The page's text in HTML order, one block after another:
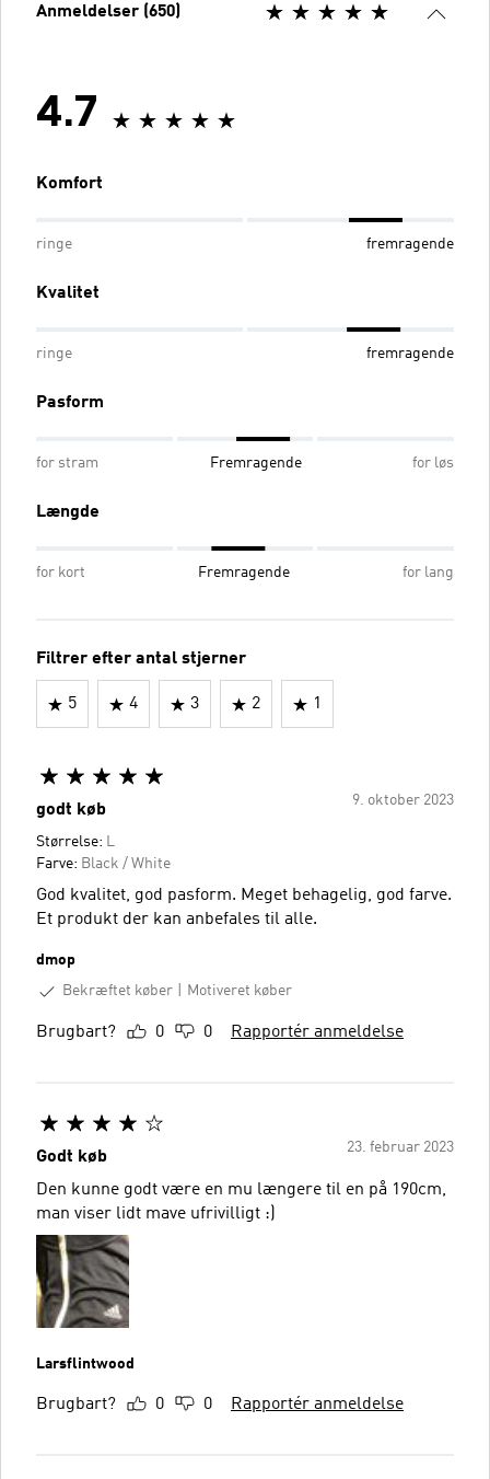
Anmeldelser (650)
4.7
Komfort
ringe fremragende
Kvalitet
ringe fremragende
Pasform
for stram Fremragende for løs
Længde
for kort Fremragende for lang
Filtrer efter antal stjerner
5 4 3 2 1
9. oktober 2023
godt køb
Størrelse: L
Farve: Black / White
God kvalitet, god pasform. Meget behagelig, god farve.
Et produkt der kan anbefales til alle.
dmop
Bekræftet køber
Motiveret køber
Brugbart? 0 0 Rapportér anmeldelse
23. februar 2023
Godt køb
Den kunne godt være en mu længere til en på 190cm,
man viser lidt mave ufrivilligt :)
Larsflintwood
Brugbart? 0 0 Rapportér anmeldelse